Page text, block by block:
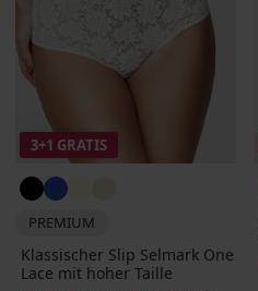
3+1 GRATIS
PREMIUM
Klassischer Slip Selmark One
Lace mit hoher Taille